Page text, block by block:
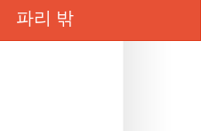
파리 밖